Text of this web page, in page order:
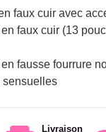
faux cuir avec
faux cuir (13
fausse fourrure
sensuelles
Livraison